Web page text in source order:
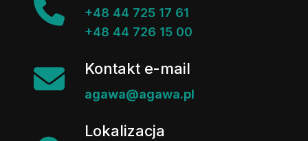
+48 44 725 17 61
+48 44 726 15 00
Kontakt e-mail
agawa@agawa.pl
Lokalizacja